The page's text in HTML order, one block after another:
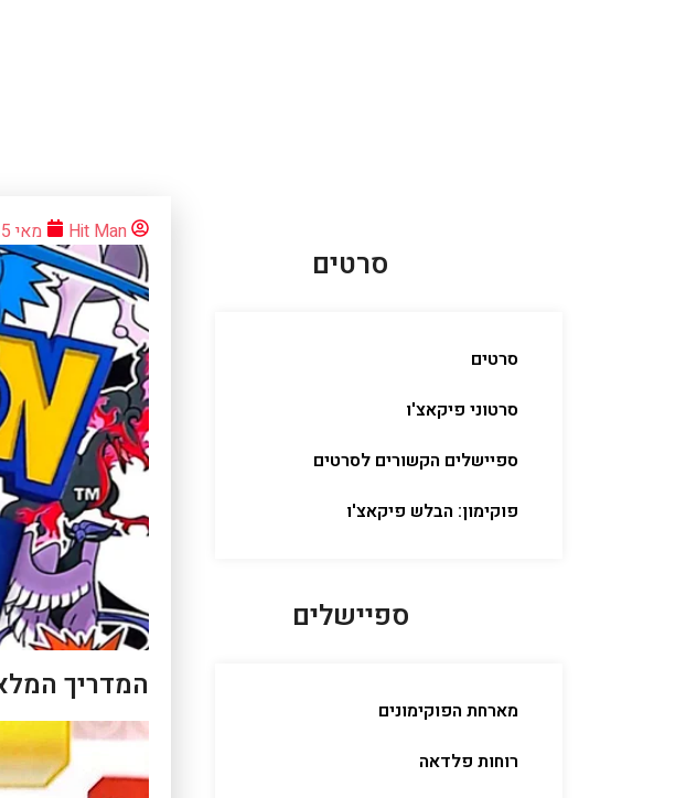
סרטים
סרטים
סרטוני פיקאצ'ו
ספיישלים הקשורים לסרטים
פוקימון: הבלש פיקאצ'ו
ספיישלים
מארחת הפוקימונים
רוחות פלדאה
Hit Man מאי 25, 2025
המדריך